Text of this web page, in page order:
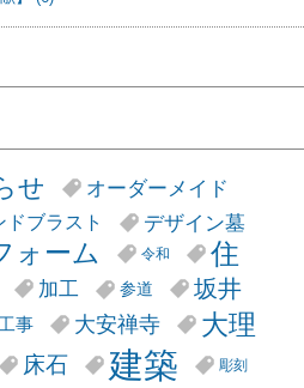
せ オーダーメイド
ドブラスト デザイン墓
ォーム 令和
住
加工 参道
坂井
事 大安禅寺
大理
床石 建築 彫刻